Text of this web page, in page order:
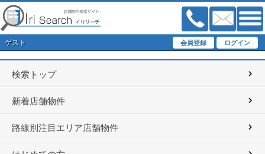
ゲスト
検索トップ
新着店舗物件
路線別注目エリア店舗物件